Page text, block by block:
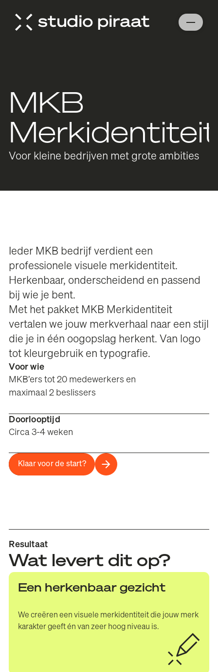
MKB
Merkidentiteit
Voor kleine bedrijven met grote ambities
Ieder MKB bedrijf verdient een
professionele visuele merkidentiteit.
Herkenbaar, onderscheidend en passend
bij wie je bent.‍
Met het pakket MKB Merkidentiteit
vertalen we jouw merkverhaal naar een stijl
die je in één oogopslag herkent. Van logo
tot kleurgebruik en typografie.
Voor wie
MKB’ers tot 20 medewerkers en
maximaal 2 beslissers
Doorlooptijd
Circa 3-4 weken
Klaar voor de start?
Resultaat
Wat levert dit op?
Een herkenbaar gezicht
We creëren een visuele merkidentiteit die jouw merk
karakter geeft én van zeer hoog niveau is.